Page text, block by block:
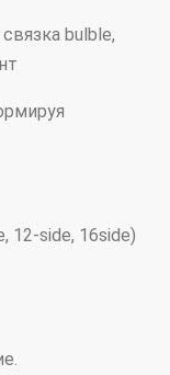
bulble,
12-side, 16side)